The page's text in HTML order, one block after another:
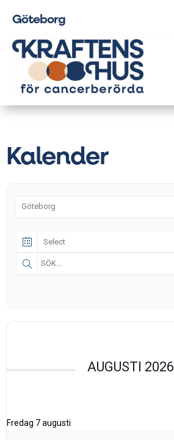
Göteborg
Kalender
AUGUSTI 2026
Fredag 7 augusti